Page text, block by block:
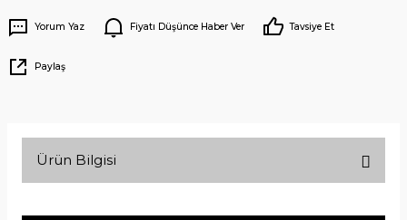
Yorum Yaz Fiyatı Düşünce Haber Ver Tavsiye Et
Paylaş
Ürün Bilgisi